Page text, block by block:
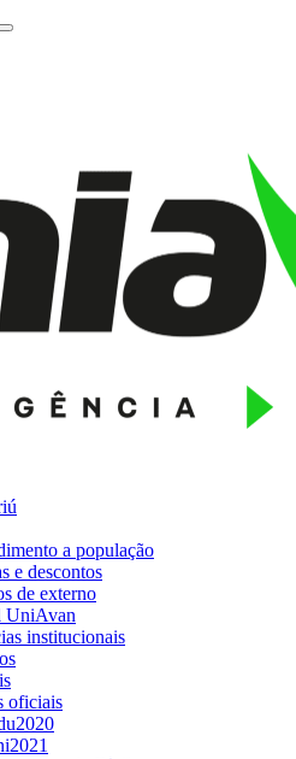
a população
e descontos
de externo
UniAvan
institucionais
oficiais